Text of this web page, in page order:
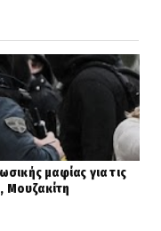
μαφίας για τις
Μουζακίτη